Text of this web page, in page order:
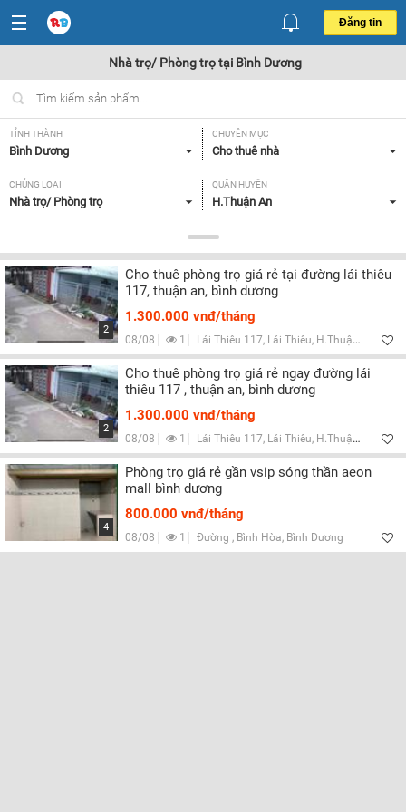
Đăng tin
Nhà trọ/ Phòng trọ tại Bình Dương
TỈNH THÀNH
Bình Dương
CHUYÊN MỤC
Cho thuê nhà
CHỦNG LOẠI
Nhà trọ/ Phòng trọ
QUẬN HUYỆN
H.Thuận An
Thỏa thuận,
TIỆN ÍCH
Tất cả
2
Cho thuê phòng trọ giá rẻ tại đường lái thiêu
117, thuận an, bình dương
1.300.000 vnđ/tháng
08/08 1 Lái Thiêu 117, Lái Thiêu, H.Thuận An, Bình Dương
2
Cho thuê phòng trọ giá rẻ ngay đường lái
thiêu 117 , thuận an, bình dương
1.300.000 vnđ/tháng
08/08 1 Lái Thiêu 117, Lái Thiêu, H.Thuận An, Bình Dương
4
Phòng trọ giá rẻ gần vsip sóng thần aeon
mall bình dương
800.000 vnđ/tháng
08/08 1 Đường , Bình Hòa, Bình Dương